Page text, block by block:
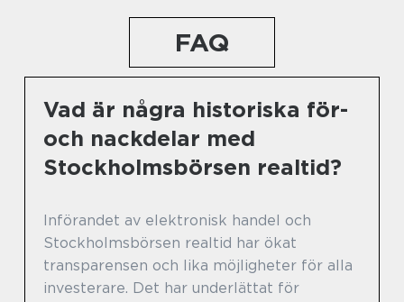
FAQ
Vad är några historiska för-
och nackdelar med
Stockholmsbörsen realtid?
Införandet av elektronisk handel och
Stockholmsbörsen realtid har ökat
transparensen och lika möjligheter för alla
investerare. Det har underlättat för